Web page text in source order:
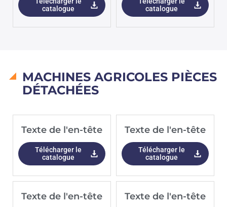
catalogue
catalogue
MACHINES AGRICOLES PIÈCES
DÉTACHÉES
Texte de l'en-tête
Télécharger le
catalogue
Texte de l'en-tête
Télécharger le
catalogue
Texte de l'en-tête Texte de l'en-tête